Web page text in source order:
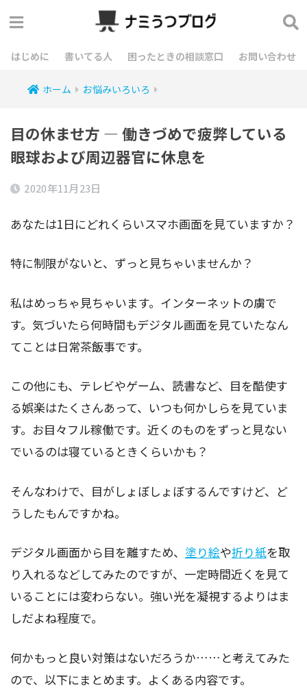
はじめに 書いてる人 困ったときの相談窓口 お問い合わせ
ホーム お悩みいろいろ
目の休ませ方 ― 働きづめで疲弊している
眼球および周辺器官に休息を
2020年11月23日
あなたは1日にどれくらいスマホ画面を見ていますか？
特に制限がないと、ずっと見ちゃいませんか？
私はめっちゃ見ちゃいます。インターネットの虜で
す。気づいたら何時間もデジタル画面を見ていたなん
てことは日常茶飯事です。
この他にも、テレビやゲーム、読書など、目を酷使す
る娯楽はたくさんあって、いつも何かしらを見ていま
す。お目々フル稼働です。近くのものをずっと見ない
でいるのは寝ているときくらいかも？
そんなわけで、目がしょぼしょぼするんですけど、ど
うしたもんですかね。
デジタル画面から目を離すため、 塗り絵や折り紙を取
り入れるなどしてみたのですが、一定時間近くを見て
いることには変わらない。強い光を凝視するよりはま
しだよね程度で。
何かもっと良い対策はないだろうか……と考えてみた
ので、以下にまとめます。よくある内容です。